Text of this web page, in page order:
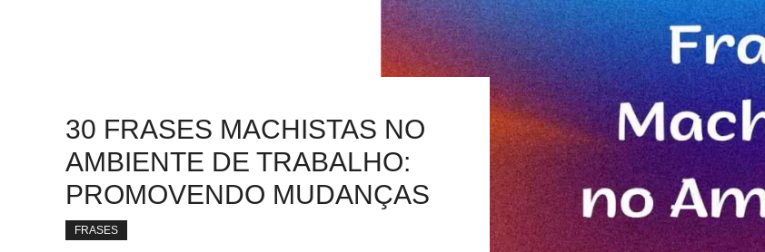
30 FRASES MACHISTAS NO
AMBIENTE DE TRABALHO:
PROMOVENDO MUDANÇAS
FRASES